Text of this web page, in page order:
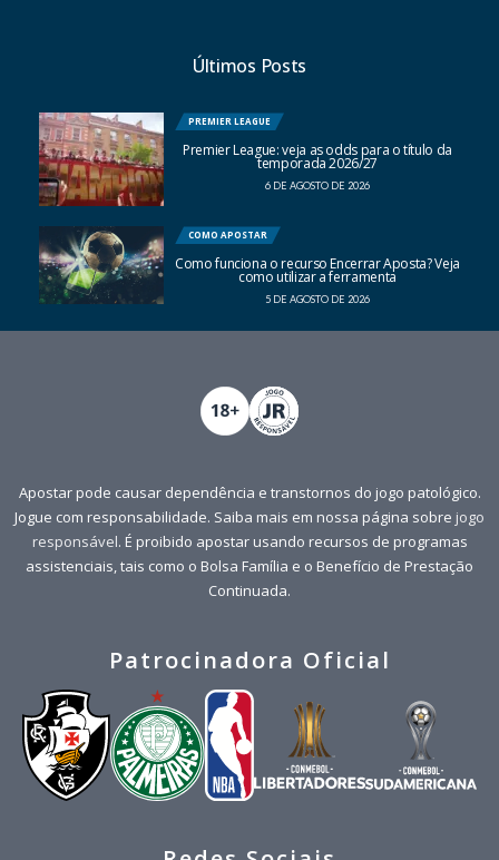
Últimos Posts
PREMIER LEAGUE
Premier League: veja as odds para o título da
temporada 2026/27
6 DE AGOSTO DE 2026
COMO APOSTAR
Como funciona o recurso Encerrar Aposta? Veja
como utilizar a ferramenta
5 DE AGOSTO DE 2026
Apostar pode causar dependência e transtornos do jogo patológico.
Jogue com responsabilidade. Saiba mais em nossa página sobre jogo
responsável. É proibido apostar usando recursos de programas
assistenciais, tais como o Bolsa Família e o Benefício de Prestação
Continuada.
Patrocinadora Oficial